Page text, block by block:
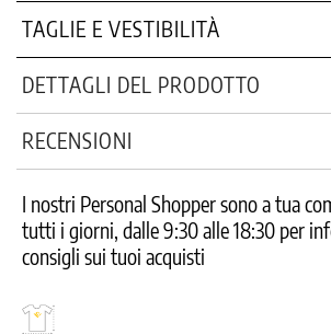
TAGLIE E VESTIBILITÀ
DETTAGLI DEL PRODOTTO
RECENSIONI
I nostri Personal Shopper sono a tua
tutti i giorni, dalle 9:30 alle 18:30 per
consigli sui tuoi acquisti